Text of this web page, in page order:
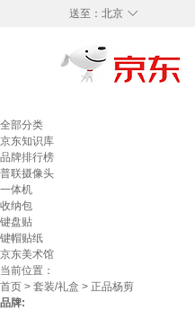
◇
送至： 北京
全部分类
京东知识库
品牌排行榜
普联摄像头
一体机
收纳包
键盘贴
键帽贴纸
京东美术馆
当前位置：
首页 > 套装/礼盒 > 正品杨剪
品牌: